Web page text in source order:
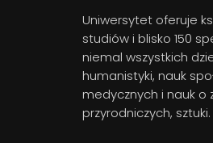
Uniwersytet oferuje
studiów i blisko 150
niemal wszystkich
humanistyki, nauk
medycznych i nauk o
przyrodniczych, sztuki.